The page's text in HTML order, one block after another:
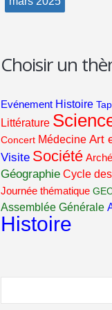
Choisir un
Evénement Histoire
Littérature
Concert Médecine Art
Visite Société
Géographie Cycle
Journée thématique
Assemblée Générale
Histoire